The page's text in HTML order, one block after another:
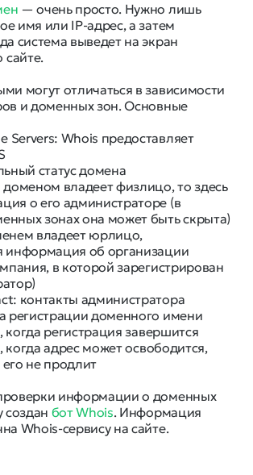
— очень просто. Нужно лишь
имя или IP-адрес, а затем
система выведет на экран
могут отличаться в зависимости
и доменных зон. Основные
Servers: Whois предоставляет
статус домена
владеет физлицо, то здесь
о его администраторе (в
зонах она может быть скрыта)
владеет юрлицо,
информация об организации
в которой зарегистрирован
контакты администратора
регистрации доменного имени
регистрация завершится
адрес может освободится,
не продлит
информации о доменных
создан бот Whois. Информация
Whois-сервису на сайте.